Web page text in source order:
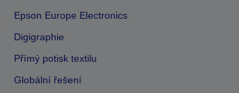
Epson Europe Electronics
Digigraphie
Přímý potisk textilu
Globální řešení